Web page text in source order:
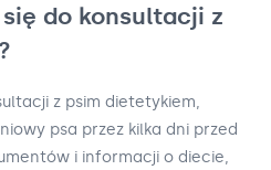
do konsultacji z
z psim dietetykiem,
psa przez kilka dni przed
i informacji o diecie,